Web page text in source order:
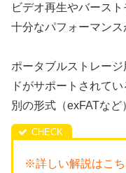
ビデオ再生やバース
十分なパフォーマンス
ポータブルストレー
ドがサポートされてい
別の形式（exFATなど
※詳しい解説はこち